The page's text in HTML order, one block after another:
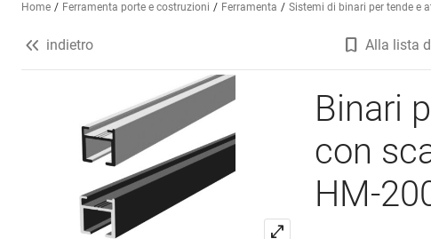
Seleziona una lingua (IT)
Home Ferramenta porte e costruzioni Ferramenta Sistemi di binari per tende e
indietro Alla lista
Binari
con
HM-